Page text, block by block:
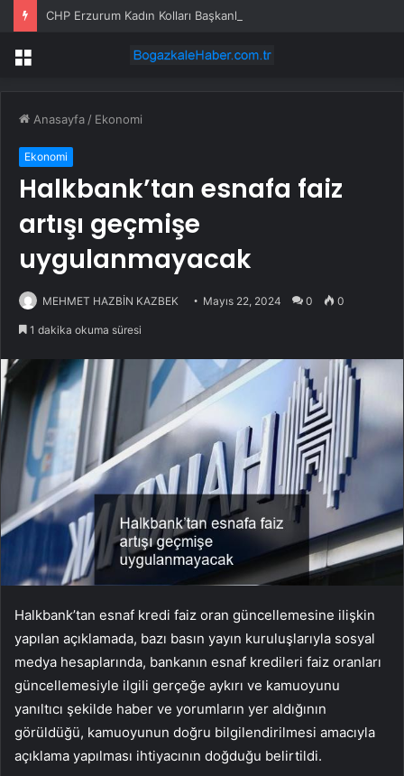
CHP Erzurum Kadın Kolları Başkanlığı’nda Görev Değişimi
Menü
Anasayfa / Ekonomi
Ekonomi
Halkbank’tan esnafa faiz
artışı geçmişe
uygulanmayacak
MEHMET HAZBİN KAZBEK Mayıs 22, 2024 0 0
1 dakika okuma süresi
Halkbank’tan esnaf kredi faiz oran güncellemesine ilişkin
yapılan açıklamada, bazı basın yayın kuruluşlarıyla sosyal
medya hesaplarında, bankanın esnaf kredileri faiz oranları
güncellemesiyle ilgili gerçeğe aykırı ve kamuoyunu
yanıltıcı şekilde haber ve yorumların yer aldığının
görüldüğü, kamuoyunun doğru bilgilendirilmesi amacıyla
açıklama yapılması ihtiyacının doğduğu belirtildi.